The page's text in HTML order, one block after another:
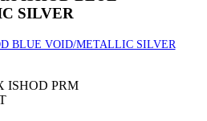
SILVER
BLUE VOID/METALLIC SILVER